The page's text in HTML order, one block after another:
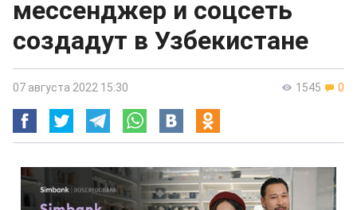
мессенджер и соцсеть
создадут в Узбекистане
1545 0
07 августа 2022 15:30